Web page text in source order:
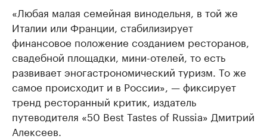
«Любая малая семейная винодельня, в той же
Италии или Франции, стабилизирует
финансовое положение созданием ресторанов,
свадебной площадки, мини-отелей, то есть
развивает эногастрономический туризм. То же
самое происходит и в России», — фиксирует
тренд ресторанный критик, издатель
путеводителя «50 Best Tastes of Russia» Дмитрий
Алексеев.